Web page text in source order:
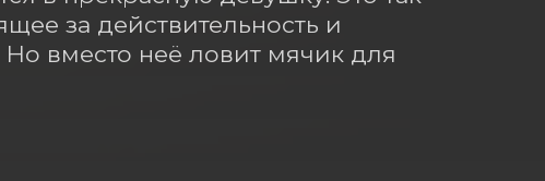
за действительность и
вместо неё ловит мячик для